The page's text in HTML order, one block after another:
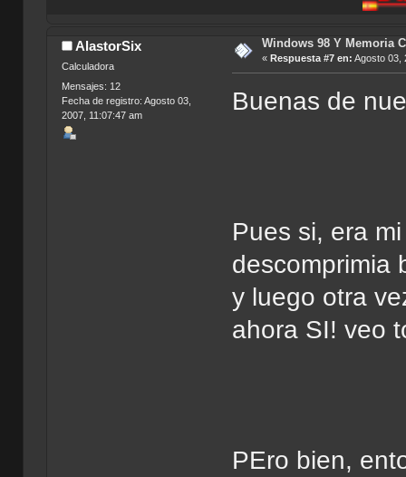
AlastorSix
Calculadora
Mensajes: 12
Fecha de registro: Agosto 03,
2007, 11:07:47 am
Windows 98 Y Memoria
« Respuesta #7 en: Agosto 03,
Buenas de
Pues si, era
descomprimia
y luego otra
ahora SI! veo
PEro bien,